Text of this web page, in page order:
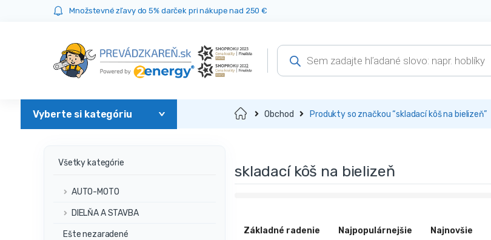
Množstevné zľavy do 5% darček pri nákupe nad 250 €
Products
search
Domov Obchod Produkty so značkou “skladací kôš na bielizeň”
skladací kôš na bielizeň
Základné radenie Najpopulárnejšie Najnovšie
Všetky kategórie
AUTO-MOTO
DIELŇA A STAVBA
Ešte nezaradené